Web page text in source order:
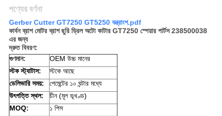
পণ্যের বর্ণনা
Gerber Cutter GT7250 GT5250 যন্ত্রাংশ.pdf
কার্বন ব্রাশ মোটর ব্রাশ ছুরি ড্রিল অটো কাটার GT7250 স্পেয়ার পার্টস 238500038
এর জন্য
দ্রুত বিবরণ:
গুণমান:
OEM উচ্চ মানের
স্টক স্ট্যাটাস:
স্টকে আছে
ডেলিভারি সময়:
পেমেন্টের ১০ ঘন্টার মধ্যে
উৎপত্তি স্থল:
চীন (মূল ভূখণ্ড)
MOQ:
১ পিস